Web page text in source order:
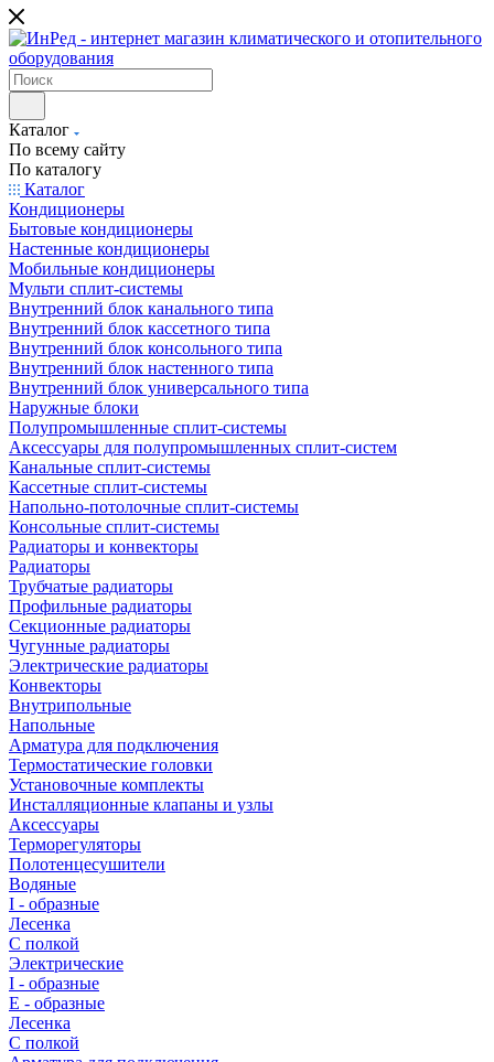
Каталог
По всему сайту
По каталогу
Каталог
Кондиционеры
Бытовые кондиционеры
Настенные кондиционеры
Мобильные кондиционеры
Мульти сплит-системы
Внутренний блок канального типа
Внутренний блок кассетного типа
Внутренний блок консольного типа
Внутренний блок настенного типа
Внутренний блок универсального типа
Наружные блоки
Полупромышленные сплит-системы
Аксессуары для полупромышленных сплит-систем
Канальные сплит-системы
Кассетные сплит-системы
Напольно-потолочные сплит-системы
Консольные сплит-системы
Радиаторы и конвекторы
Радиаторы
Трубчатые радиаторы
Профильные радиаторы
Секционные радиаторы
Чугунные радиаторы
Электрические радиаторы
Конвекторы
Внутрипольные
Напольные
Арматура для подключения
Термостатические головки
Установочные комплекты
Инсталляционные клапаны и узлы
Аксессуары
Терморегуляторы
Полотенцесушители
Водяные
I - образные
Лесенка
С полкой
Электрические
I - образные
E - образные
Лесенка
С полкой